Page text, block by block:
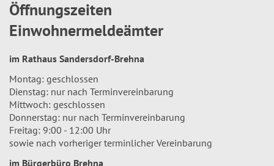
Öffnungszeiten
Einwohnermeldeämter
im Rathaus Sandersdorf-Brehna
Montag: geschlossen
Dienstag: nur nach Terminvereinbarung
Mittwoch: geschlossen
Donnerstag: nur nach Terminvereinbarung
Freitag: 9:00 - 12:00 Uhr
sowie nach vorheriger terminlicher Vereinbarung
im Bürgerbüro Brehna